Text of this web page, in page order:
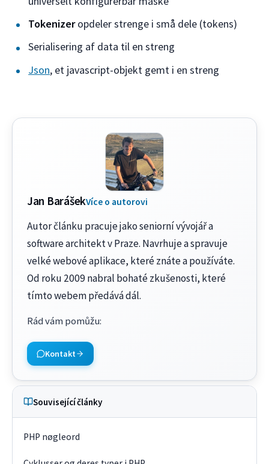
Tokenizeropdeler strenge i små dele (tokens)
Serialisering af data til en streng
Json, et javascript-objekt gemt i en streng
Jan BarášekVíce o autorovi
Autor článku pracuje jako seniorní vývojář a
software architekt v Praze. Navrhuje a spravuje
velké webové aplikace, které znáte a používáte.
Od roku 2009 nabral bohaté zkušenosti, které
tímto webem předává dál.
Rád vám pomůžu:
Kontakt
Související články
PHP nøgleord